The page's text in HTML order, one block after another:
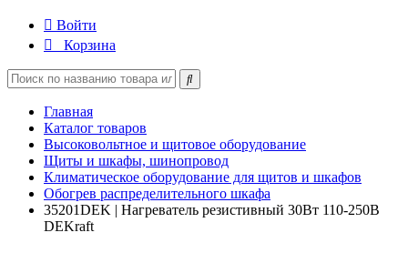
Войти
Корзина
Главная
Каталог товаров
Высоковольтное и щитовое оборудование
Щиты и шкафы, шинопровод
Климатическое оборудование для щитов и шкафов
Обогрев распределительного шкафа
35201DEK | Нагреватель резистивный 30Вт 110-250В
DEKraft